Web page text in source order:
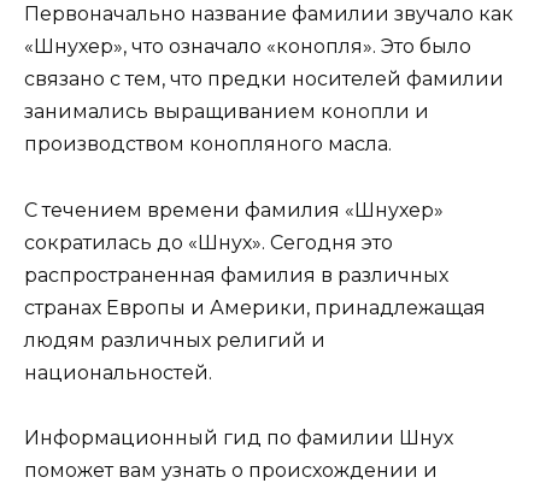
Первоначально название фамилии звучало как
«Шнухер», что означало «конопля». Это было
связано с тем, что предки носителей фамилии
занимались выращиванием конопли и
производством конопляного масла.
С течением времени фамилия «Шнухер»
сократилась до «Шнух». Сегодня это
распространенная фамилия в различных
странах Европы и Америки, принадлежащая
людям различных религий и
национальностей.
Информационный гид по фамилии Шнух
поможет вам узнать о происхождении и